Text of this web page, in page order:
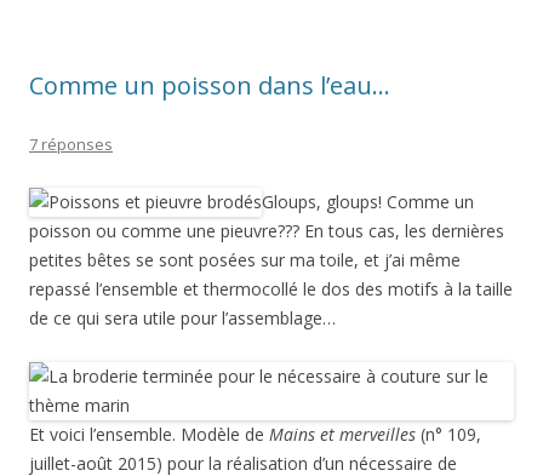
Comme un poisson dans l’eau…
7 réponses
Gloups, gloups! Comme un
poisson ou comme une pieuvre??? En tous cas, les dernières
petites bêtes se sont posées sur ma toile, et j’ai même
repassé l’ensemble et thermocollé le dos des motifs à la taille
de ce qui sera utile pour l’assemblage…
Et voici l’ensemble. Modèle de Mains et merveilles (n° 109,
juillet-août 2015) pour la réalisation d’un nécessaire de